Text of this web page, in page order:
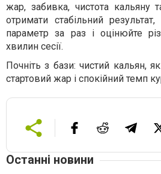
жар, забивка, чистота кальяну
отримати стабільний
параметр за раз і оцінюйте
хвилин сесії.
Почніть з бази: чистий кальян,
стартовий жар і спокійний темп
Останні новини